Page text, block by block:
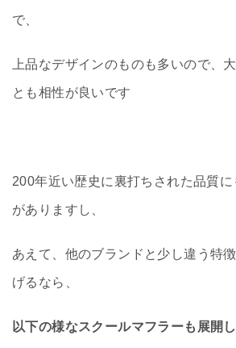
で、
上品なデザインのものも多いので、
とも相性が良いです
200年近い歴史に裏打ちされた品質
がありますし、
あえて、他のブランドと少し違う特
げるなら、
以下の様なスクールマフラーも展開